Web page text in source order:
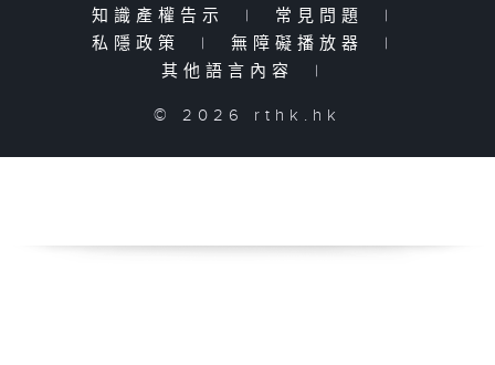
知識產權告示
| 常見問題
|
私隱政策
| 無障礙播放器
|
其他語言內容
|
© 2026 rthk.hk